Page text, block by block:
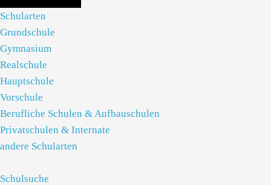
Schularten
Grundschule
Gymnasium
Realschule
Hauptschule
Vorschule
Berufliche Schulen & Aufbauschulen
Privatschulen & Internate
andere Schularten
Schulsuche